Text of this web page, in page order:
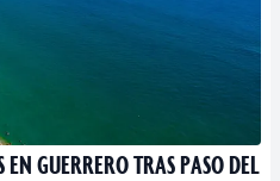
GUERRERO TRAS PASO DEL